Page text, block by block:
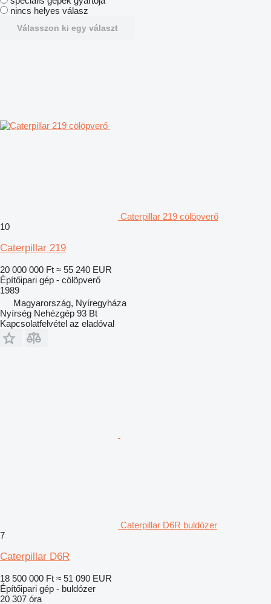
nincs helyes válasz
Válasszon ki egy választ
Caterpillar 219 cölöpverő
10
Caterpillar 219
20 000 000 Ft ≈ 55 240 EUR
Építőipari gép - cölöpverő
1989
Magyarország, Nyíregyháza
Nyírség Nehézgép 93 Bt
Kapcsolatfelvétel az eladóval
Caterpillar D6R buldózer
7
Caterpillar D6R
18 500 000 Ft ≈ 51 090 EUR
Építőipari gép - buldózer
20 307 óra